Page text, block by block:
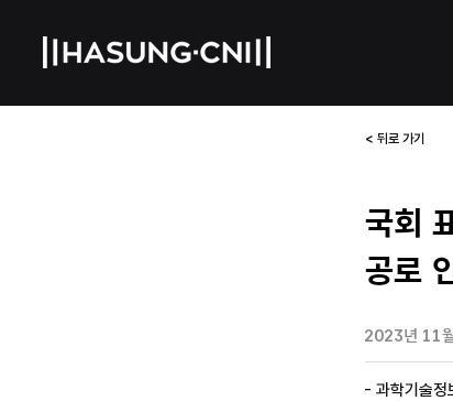
< 뒤로 가기
국회
공로
2023년 11
- 과학기술정